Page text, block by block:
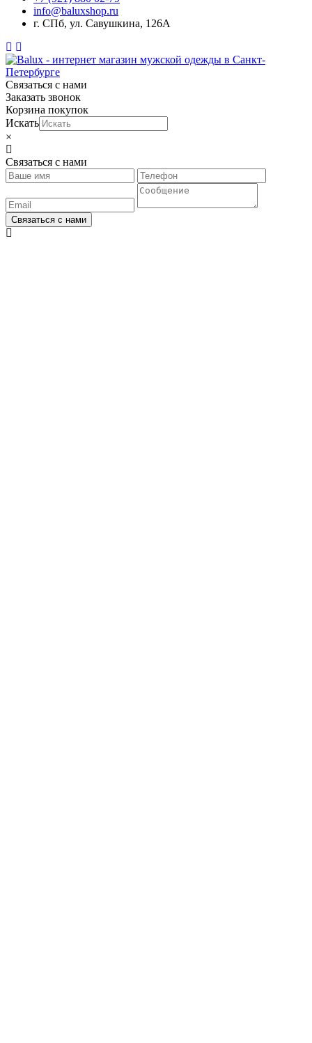
info@baluxshop.ru
г. СПб, ул. Савушкина, 126А
Связаться с нами
Заказать звонок
Корзина покупок
Искать
×
Связаться с нами